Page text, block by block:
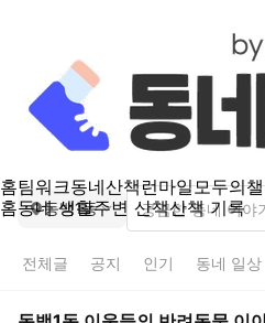
홈팀워크동네산책런마일모두의
홈동네 생활주변 산책산책 기록
동백1동
전체글 공지 인기 동네 일상